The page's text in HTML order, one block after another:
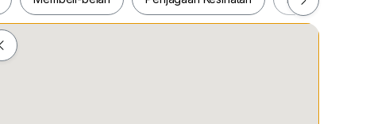
and happy to assist ! --